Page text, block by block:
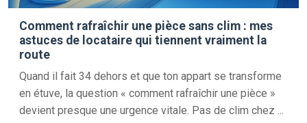
Comment rafraîchir une pièce sans clim : mes
astuces de locataire qui tiennent vraiment la
route
Quand il fait 34 dehors et que ton appart se transforme
en étuve, la question « comment rafraîchir une pièce »
devient presque une urgence vitale. Pas de clim chez ...